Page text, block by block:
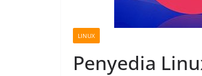
LINUX
Penyedia